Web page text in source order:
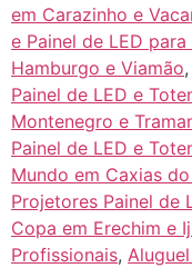
em Carazinho e
e Painel de LED
Hamburgo e Viamão,
Painel de LED e
Montenegro e
Painel de LED e
Mundo em Caxias
Projetores Painel de
Copa em Erechim e
Profissionais,